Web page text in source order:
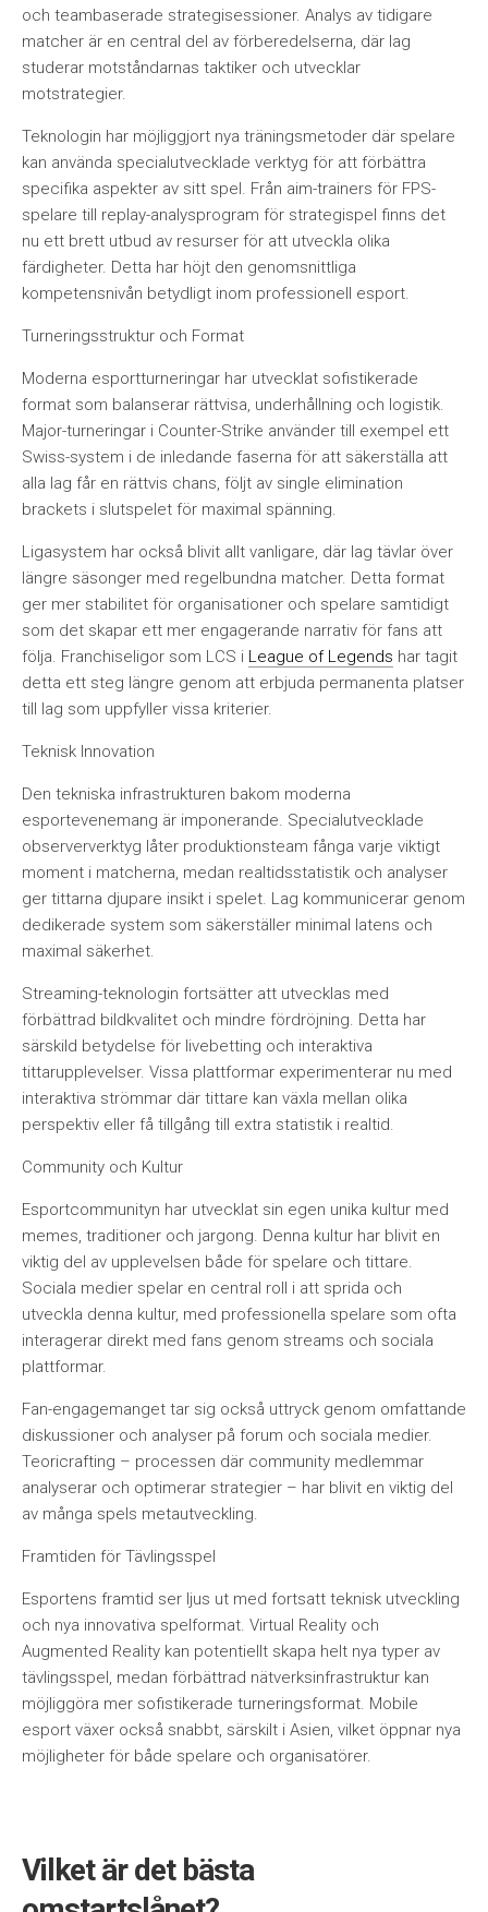
och teambaserade strategisessioner. Analys av tidigare
matcher är en central del av förberedelserna, där lag
studerar motståndarnas taktiker och utvecklar
motstrategier.
Teknologin har möjliggjort nya träningsmetoder där spelare
kan använda specialutvecklade verktyg för att förbättra
specifika aspekter av sitt spel. Från aim-trainers för FPS-
spelare till replay-analysprogram för strategispel finns det
nu ett brett utbud av resurser för att utveckla olika
färdigheter. Detta har höjt den genomsnittliga
kompetensnivån betydligt inom professionell esport.
Turneringsstruktur och Format
Moderna esportturneringar har utvecklat sofistikerade
format som balanserar rättvisa, underhållning och logistik.
Major-turneringar i Counter-Strike använder till exempel ett
Swiss-system i de inledande faserna för att säkerställa att
alla lag får en rättvis chans, följt av single elimination
brackets i slutspelet för maximal spänning.
Ligasystem har också blivit allt vanligare, där lag tävlar över
längre säsonger med regelbundna matcher. Detta format
ger mer stabilitet för organisationer och spelare samtidigt
som det skapar ett mer engagerande narrativ för fans att
följa. Franchiseligor som LCS i League of Legends har tagit
detta ett steg längre genom att erbjuda permanenta platser
till lag som uppfyller vissa kriterier.
Teknisk Innovation
Den tekniska infrastrukturen bakom moderna
esportevenemang är imponerande. Specialutvecklade
obserververktyg låter produktionsteam fånga varje viktigt
moment i matcherna, medan realtidsstatistik och analyser
ger tittarna djupare insikt i spelet. Lag kommunicerar genom
dedikerade system som säkerställer minimal latens och
maximal säkerhet.
Streaming-teknologin fortsätter att utvecklas med
förbättrad bildkvalitet och mindre fördröjning. Detta har
särskild betydelse för livebetting och interaktiva
tittarupplevelser. Vissa plattformar experimenterar nu med
interaktiva strömmar där tittare kan växla mellan olika
perspektiv eller få tillgång till extra statistik i realtid.
Community och Kultur
Esportcommunityn har utvecklat sin egen unika kultur med
memes, traditioner och jargong. Denna kultur har blivit en
viktig del av upplevelsen både för spelare och tittare.
Sociala medier spelar en central roll i att sprida och
utveckla denna kultur, med professionella spelare som ofta
interagerar direkt med fans genom streams och sociala
plattformar.
Fan-engagemanget tar sig också uttryck genom omfattande
diskussioner och analyser på forum och sociala medier.
Teoricrafting – processen där community medlemmar
analyserar och optimerar strategier – har blivit en viktig del
av många spels metautveckling.
Framtiden för Tävlingsspel
Esportens framtid ser ljus ut med fortsatt teknisk utveckling
och nya innovativa spelformat. Virtual Reality och
Augmented Reality kan potentiellt skapa helt nya typer av
tävlingsspel, medan förbättrad nätverksinfrastruktur kan
möjliggöra mer sofistikerade turneringsformat. Mobile
esport växer också snabbt, särskilt i Asien, vilket öppnar nya
möjligheter för både spelare och organisatörer.
Vilket är det bästa